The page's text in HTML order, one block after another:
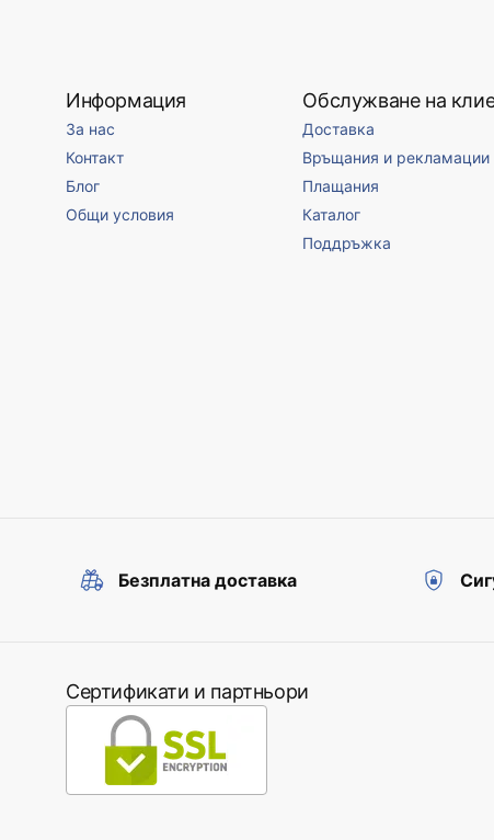
Информация
За нас
Контакт
Блог
Общи условия
Обслужване на
Доставка
Връщания и рекламации
Плащания
Каталог
Поддръжка
Безплатна доставка
Сертификати и партньори